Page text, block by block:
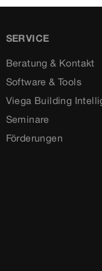
SERVICE
Beratung & Kontakt
Software & Tools
Viega Building
Seminare
Förderungen